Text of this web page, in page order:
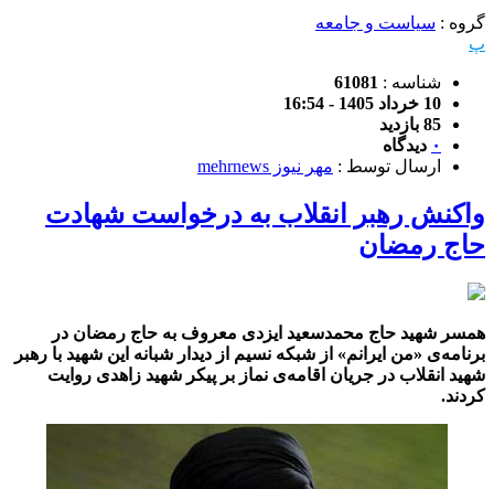
گروه : سیاست و جامعه
پ
شناسه : 61081
10 خرداد 1405 - 16:54
85 بازدید
۰ دیدگاه
ارسال توسط : مهر نیوز mehrnews
واکنش رهبر انقلاب به درخواست شهادت
حاج رمضان
همسر شهید حاج محمدسعید ایزدی معروف به حاج رمضان در
برنامه‌ی «من ایرانم» از شبکه نسیم از دیدار شبانه این شهید با رهبر
شهید انقلاب در جریان اقامه‌ی نماز بر پیکر شهید زاهدی روایت
کردند.